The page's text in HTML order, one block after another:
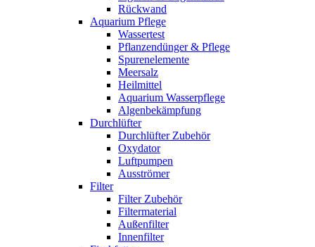
Rückwand
Aquarium Pflege
Wassertest
Pflanzendünger & Pflege
Spurenelemente
Meersalz
Heilmittel
Aquarium Wasserpflege
Algenbekämpfung
Durchlüfter
Durchlüfter Zubehör
Oxydator
Luftpumpen
Ausströmer
Filter
Filter Zubehör
Filtermaterial
Außenfilter
Innenfilter